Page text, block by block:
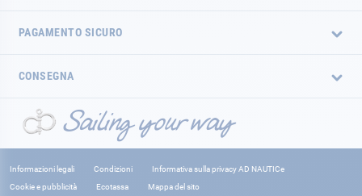
PAGAMENTO SICURO
CONSEGNA
Informazioni legali Condizioni
Informativa sulla privacy AD NAUTICe
Cookie e pubblicità
Ecotassa Mappa del sito